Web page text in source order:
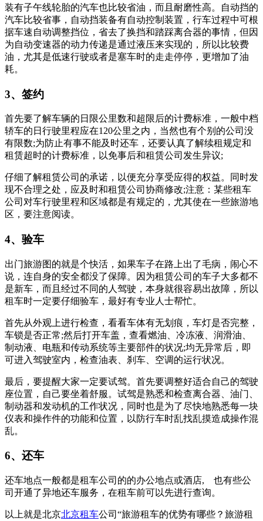
装有子午线轮胎的汽车也比较省油，而且耐磨性高。自动挡的
汽车比较省事，自动挡装备有自动控制装置，行车过程中可根
据车速自动调整挡位，省去了换挡和踏踩离合器的事情，但因
为自动变速器的动力传递是通过液压来实现的，所以比较费
油，尤其是低速行驶或者是塞车时的走走停停，更增加了油
耗。
3、签约
首先要了解车辆的日限公里数和超限后的计费标准，一般中档
轿车的日行驶里程应在120公里之内，当然也有个别的公司没
有限数;为防止有事不能及时还车，还要认真了解续租规定和
租赁超时的计费标准，以免事后和租赁公司发生异议;
仔细了解租赁公司的承诺，以便充分享受应得的权益。同时发
现不合理之处，应及时和租赁公司协商修改;注意：某些租车
公司对车行驶里程和区域都是有规定的，尤其使在一些旅游地
区，要注意阅读。
4、验车
出门旅游图的就是个快活，如果车子在路上出了毛病，闹心不
说，连自身的安全都没了保障。因为租赁公司的车子大多都不
是新车，而且经过不同的人驾驶，本身就很容易出故障，所以
租车时一定要仔细验车，最好有专业人士帮忙。
首先从外观上进行检查，看看车体有无划痕，车灯是否完整，
车锁是否正常;然后打开车盖，查看燃油、冷冻液、润滑油、
制动液、电瓶和传动系统等主要部件的状况;均无异常后，即
可进入驾驶室内，检查油表、刹车、空调的运行状况。
最后，要提醒大家一定要试驾。首先要调整好适合自己的驾驶
座位置，自己要坐着舒服。试驾是熟悉和检查离合器、油门、
制动器和发动机的工作状况，同时也是为了尽快地熟悉每一块
仪表和操作件的功能和位置，以防行车时乱找乱摸造成操作混
乱。
6、还车
还车地点一般都是租车公司的的办公地点或酒店, 也有些公
司开通了异地还车服务，在租车前可以先进行查询。
以上就是北京北京租车公司“旅游租车的优势有哪些？旅游租